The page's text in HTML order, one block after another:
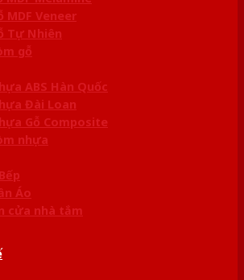
MDF Veneer
Tự Nhiên
gỗ
ABS Hàn Quốc
Đài Loan
Gỗ Composite
nhựa
Áo
cửa nhà tắm